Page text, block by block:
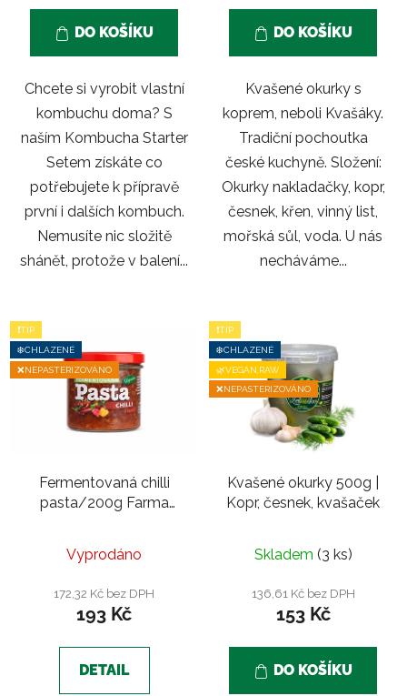
DO KOŠÍKU
Chcete si vyrobit vlastní
kombuchu doma? S
naším Kombucha Starter
Setem získáte co
potřebujete k přípravě
první i dalších kombuch.
Nemusíte nic složitě
shánět, protože v balení...
z
DO KOŠÍKU
Kvašené okurky s
koprem, neboli Kvašáky.
Tradiční pochoutka
české kuchyně. Složení:
Okurky nakladačky, kopr,
česnek, křen, vinný list,
mořská sůl, voda. U nás
necháváme...
❗TIP
❄️CHLAZENÉ
❌NEPASTERIZOVÁNO
Fermentovaná chilli
pasta/200g Farma
hodnocení
produktu
je
z
Vyprodáno
172,32 Kč bez DPH
193 Kč
DETAIL
❗TIP
❄️CHLAZENÉ
🌿VEGAN,RAW
❌NEPASTERIZOVÁNO
Kvašené okurky 500g |
Kopr, česnek, kvašaček
Skladem (3 ks)
136,61 Kč bez DPH
153 Kč
DO KOŠÍKU